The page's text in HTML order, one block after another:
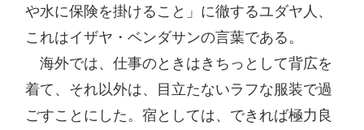
や水に保険を掛けること」に徹するユダヤ人、
これはイザヤ・ベンダサンの言葉である。
海外では、仕事のときはきちっとして背広を
着て、それ以外は、目立たないラフな服装で過
ごすことにした。宿としては、できれば極力良